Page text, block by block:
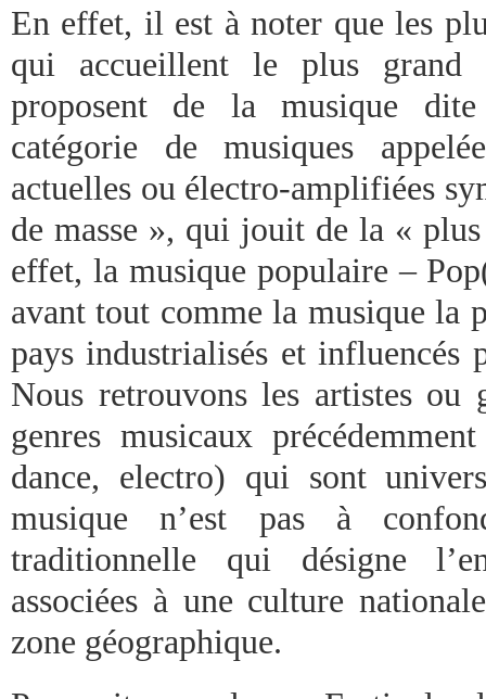
En effet, il est à noter que les
qui accueillent le plus grand
proposent de la musique
catégorie de musiques
actuelles ou électro-amplifiées
de masse », qui jouit de la «
effet, la musique populaire –
avant tout comme la musique la
pays industrialisés et influencés
Nous retrouvons les artistes ou
genres musicaux
dance, electro) qui sont
musique n’est pas à
traditionnelle qui désigne
associées à une culture
zone géographique.